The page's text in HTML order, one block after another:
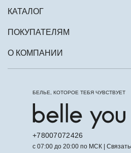
КАТАЛОГ
ПОКУПАТЕЛЯМ
О КОМПАНИИ
БЕЛЬЕ, КОТОРОЕ ТЕБЯ ЧУВСТВУЕТ
+78007072426
с 07:00 до 20:00 по МСК |